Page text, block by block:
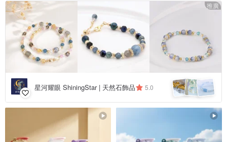
推廣
星河耀眼 ShiningStar | 天然石飾品 5.0